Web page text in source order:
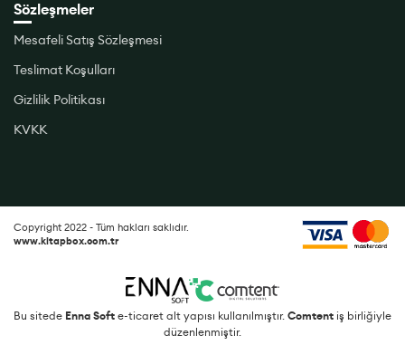
Sözleşmeler
Mesafeli Satış Sözleşmesi
Teslimat Koşulları
Gizlilik Politikası
KVKK
Copyright 2022 - Tüm hakları saklıdır.
www.kitapbox.com.tr
Bu sitede Enna Soft e-ticaret alt yapısı kullanılmıştır. Comtent iş birliğiyle
düzenlenmiştir.